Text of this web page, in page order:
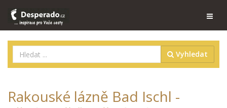
Vyhledat
Rakouské lázně Bad Ischl -